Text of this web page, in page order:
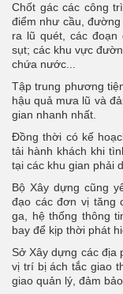
Chốt gác các công
điểm như cầu,
ra lũ quét, các
sụt; các khu vực
chứa nước...
Tập trung phương
hậu quả mưa lũ và
gian nhanh nhất.
Đồng thời có kế
tải hành khách khi
tại các khu gian phải
Bộ Xây dựng cũng
đạo các đơn vị tăng
ga, hệ thống thông
bay để kịp thời phát
Sở Xây dựng các địa
vị trí bị ách tắc giao
giao quản lý, đảm